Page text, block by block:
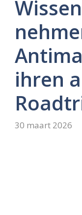
ihren
30 maart 2026